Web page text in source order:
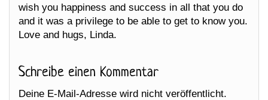
wish you happiness and success in all that you do
and it was a privilege to be able to get to know you.
Love and hugs, Linda.
Schreibe einen Kommentar
Deine E-Mail-Adresse wird nicht veröffentlicht.